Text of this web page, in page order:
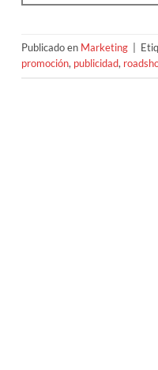
Publicado en Marketing
promoción, publicidad,